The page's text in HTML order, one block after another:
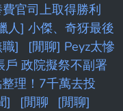
官司上取得勝利
人] 小傑、奇犽最後
]
[閒聊] Peyz太慘
政院擬祭不副署
理！7千萬去投
] [閒聊
[閒聊]